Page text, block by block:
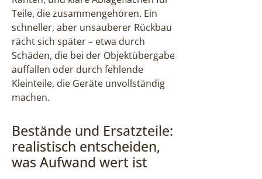
Teile, die zusammengehören. Ein
schneller, aber unsauberer Rückbau
rächt sich später – etwa durch
Schäden, die bei der Objektübergabe
auffallen oder durch fehlende
Kleinteile, die Geräte unvollständig
machen.
Bestände und Ersatzteile:
realistisch entscheiden,
was Aufwand wert ist